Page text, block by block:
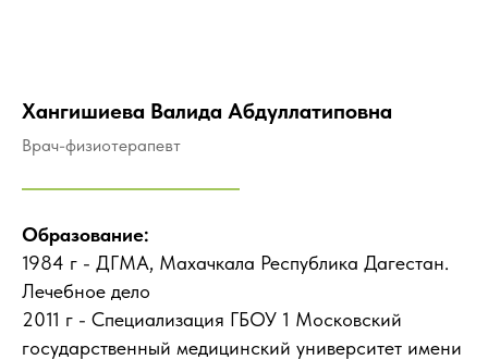
Хангишиева Валида Абдуллатиповна
Врач-физиотерапевт
Образование:
1984 г - ДГМА, Махачкала Республика Дагестан.
Лечебное дело
2011 г - Специализация ГБОУ 1 Московский
государственный медицинский университет имени